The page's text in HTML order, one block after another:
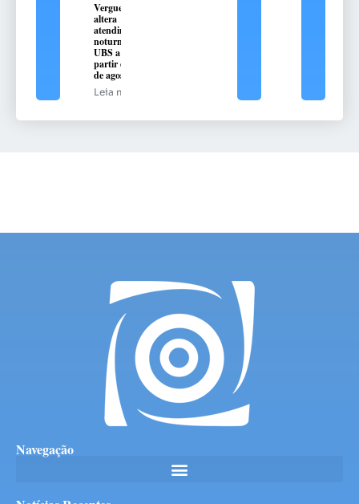
Vergueiro
altera
atendimento
noturno na
UBS a
partir de 10
de agosto
Leia mais
Navegação